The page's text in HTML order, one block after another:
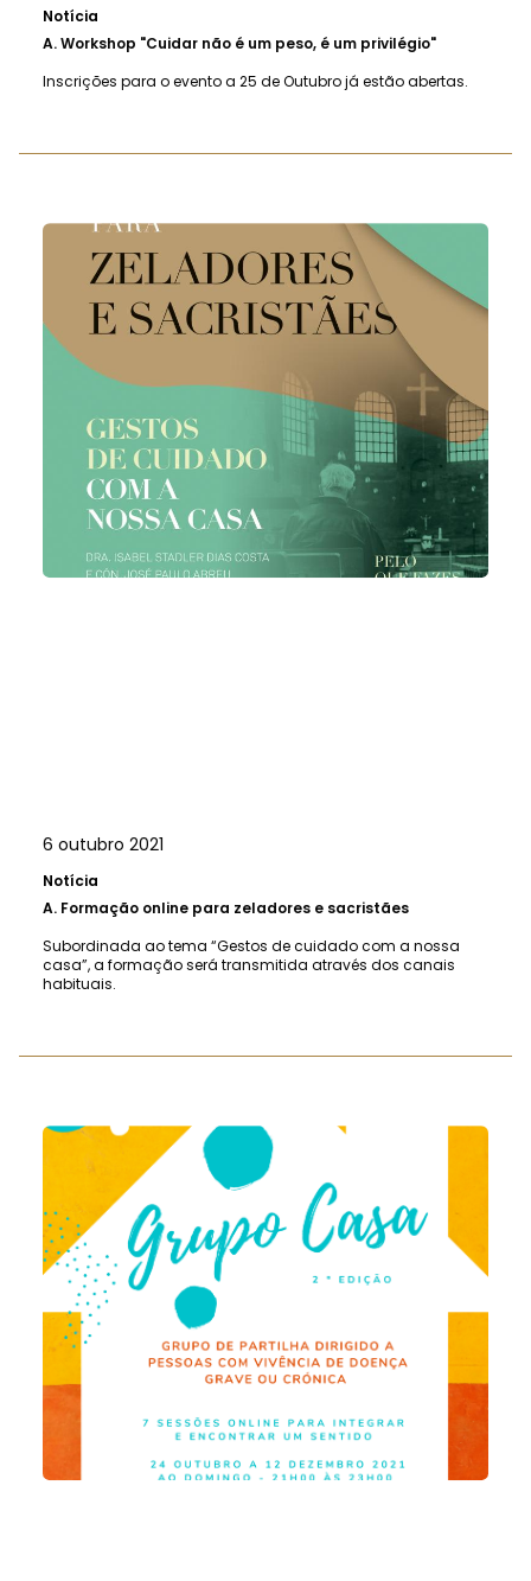
Notícia
A.Workshop "Cuidar não é um peso, é um privilégio"
Inscrições para o evento a 25 de Outubro já estão abertas.
6 outubro 2021
Notícia
A. Formação online para zeladores e sacristães
Subordinada ao tema “Gestos de cuidado com a nossa
casa”, a formação será transmitida através dos canais
habituais.